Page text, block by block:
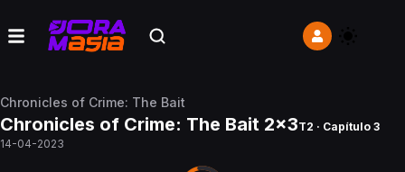
Chronicles of Crime: The Bait
Chronicles of Crime: The Bait 2x3T2 · Capítulo 3
14-04-2023